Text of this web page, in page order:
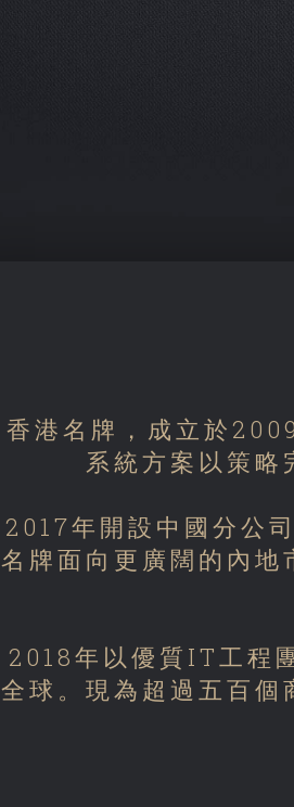
香港名牌，成立於
系統方案以策
2017年開設中國分公
名牌面向更廣闊的內
2018年以優質IT工程
全球。現為超過五百